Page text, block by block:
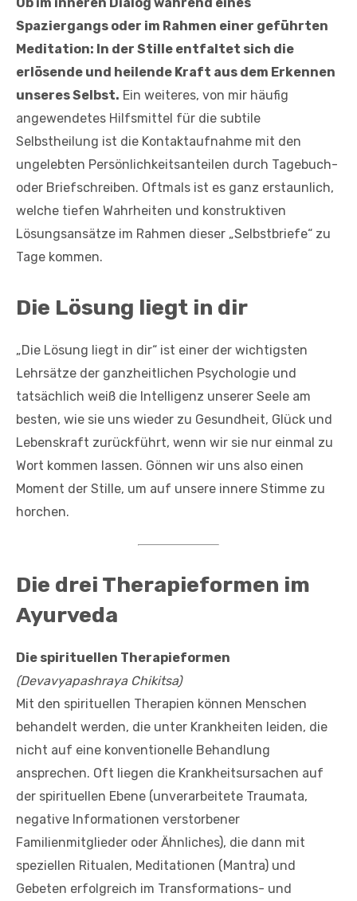
Spaziergangs oder im Rahmen einer geführten
Meditation: In der Stille entfaltet sich die
erlösende und heilende Kraft aus dem Erkennen
unseres Selbst. Ein weiteres, von mir häufig
angewendetes Hilfsmittel für die subtile
Selbstheilung ist die Kontaktaufnahme mit den
ungelebten Persönlichkeitsanteilen durch Tagebuch-
oder Briefschreiben. Oftmals ist es ganz erstaunlich,
welche tiefen Wahrheiten und konstruktiven
Lösungsansätze im Rahmen dieser „Selbstbriefe“ zu
Tage kommen.
Die Lösung liegt in dir
„Die Lösung liegt in dir“ ist einer der wichtigsten
Lehrsätze der ganzheitlichen Psychologie und
tatsächlich weiß die Intelligenz unserer Seele am
besten, wie sie uns wieder zu Gesundheit, Glück und
Lebenskraft zurückführt, wenn wir sie nur einmal zu
Wort kommen lassen. Gönnen wir uns also einen
Moment der Stille, um auf unsere innere Stimme zu
horchen.
Die drei Therapieformen im
Ayurveda
Die spirituellen Therapieformen
(Devavyapashraya Chikitsa)
Mit den spirituellen Therapien können Menschen
behandelt werden, die unter Krankheiten leiden, die
nicht auf eine konventionelle Behandlung
ansprechen. Oft liegen die Krankheitsursachen auf
der spirituellen Ebene (unverarbeitete Traumata,
negative Informationen verstorbener
Familienmitglieder oder Ähnliches), die dann mit
speziellen Ritualen, Meditationen (Mantra) und
Gebeten erfolgreich im Transformations- und